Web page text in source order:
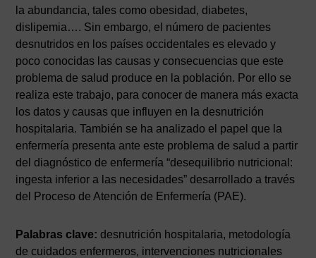
la abundancia, tales como obesidad, diabetes,
dislipemia…. Sin embargo, el número de pacientes
desnutridos en los países occidentales es elevado y
poco conocidas las causas y consecuencias que este
problema de salud produce en la población. Por ello se
realiza este trabajo, para conocer de manera más exacta
los datos y causas que influyen en la desnutrición
hospitalaria. También se ha analizado el papel que la
enfermería presenta ante este problema de salud a partir
del diagnóstico de enfermería “desequilibrio nutricional:
ingesta inferior a las necesidades” desarrollado a través
del Proceso de Atención de Enfermería (PAE).
Palabras clave:desnutrición hospitalaria, metodología
de cuidados enfermeros, intervenciones nutricionales